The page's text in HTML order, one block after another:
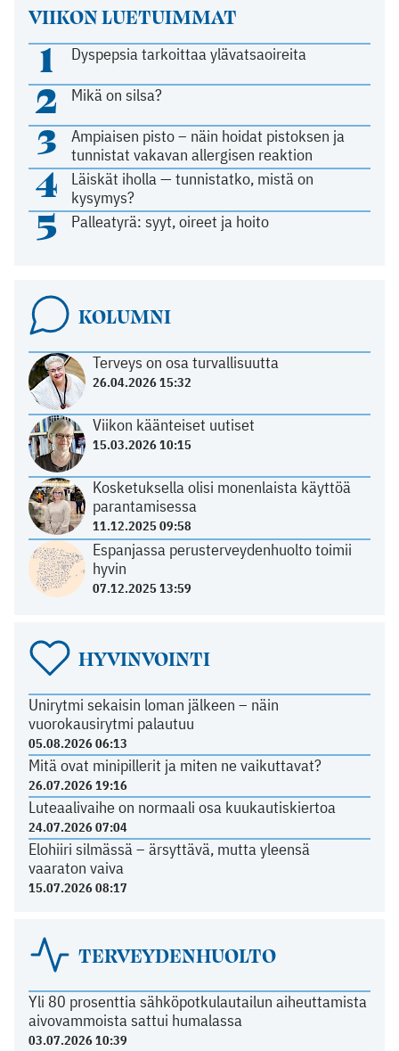
VIIKON LUETUIMMAT
1 Dyspepsia tarkoittaa ylävatsaoireita
2 Mikä on silsa?
3
Ampiaisen pisto – näin hoidat pistoksen ja
tunnistat vakavan allergisen reaktion
4
Läiskät iholla — tunnistatko, mistä on
kysymys?
5 Palleatyrä: syyt, oireet ja hoito
KOLUMNI
Terveys on osa turvallisuutta
26.04.2026 15:32
Viikon käänteiset uutiset
15.03.2026 10:15
Kosketuksella olisi monenlaista käyttöä
parantamisessa
11.12.2025 09:58
Espanjassa perusterveydenhuolto toimii
hyvin
07.12.2025 13:59
HYVINVOINTI
Unirytmi sekaisin loman jälkeen – näin
vuorokausirytmi palautuu
05.08.2026 06:13
Mitä ovat minipillerit ja miten ne vaikuttavat?
26.07.2026 19:16
Luteaalivaihe on normaali osa kuukautiskiertoa
24.07.2026 07:04
Elohiiri silmässä – ärsyttävä, mutta yleensä
vaaraton vaiva
15.07.2026 08:17
TERVEYDENHUOLTO
Yli 80 prosenttia sähköpotkulautailun aiheuttamista
aivovammoista sattui humalassa
03.07.2026 10:39